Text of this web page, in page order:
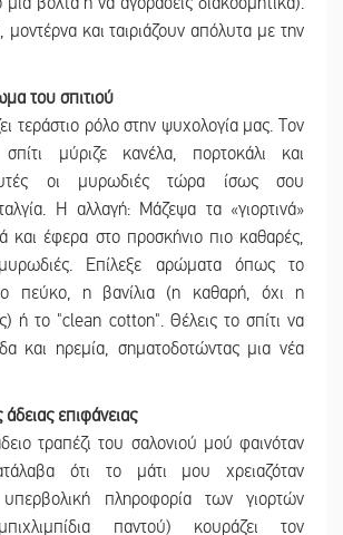
και ταιριάζουν απόλυτα με την
του σπιτιού
τεράστιο ρόλο στην ψυχολογία μας. Τον
μύριζε κανέλα, πορτοκάλι και
οι μυρωδιές τώρα ίσως σου
Η αλλαγή: Μάζεψα τα «γιορτινά»
και έφερα στο προσκήνιο πιο καθαρές,
μυρωδιές. Επίλεξε αρώματα όπως το
πεύκο, η βανίλια (η καθαρή, όχι η
ή το "clean cotton". Θέλεις το σπίτι να
και ηρεμία, σηματοδοτώντας μια νέα
επιφάνειας
τραπέζι του σαλονιού μού φαινόταν
ότι το μάτι μου χρειαζόταν
πληροφορία των γιορτών
παντού) κουράζει τον